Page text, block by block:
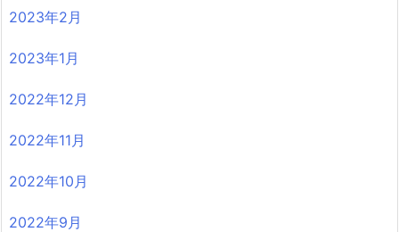
2023年2月
2023年1月
2022年12月
2022年11月
2022年10月
2022年9月